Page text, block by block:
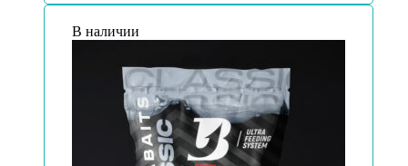
В наличии